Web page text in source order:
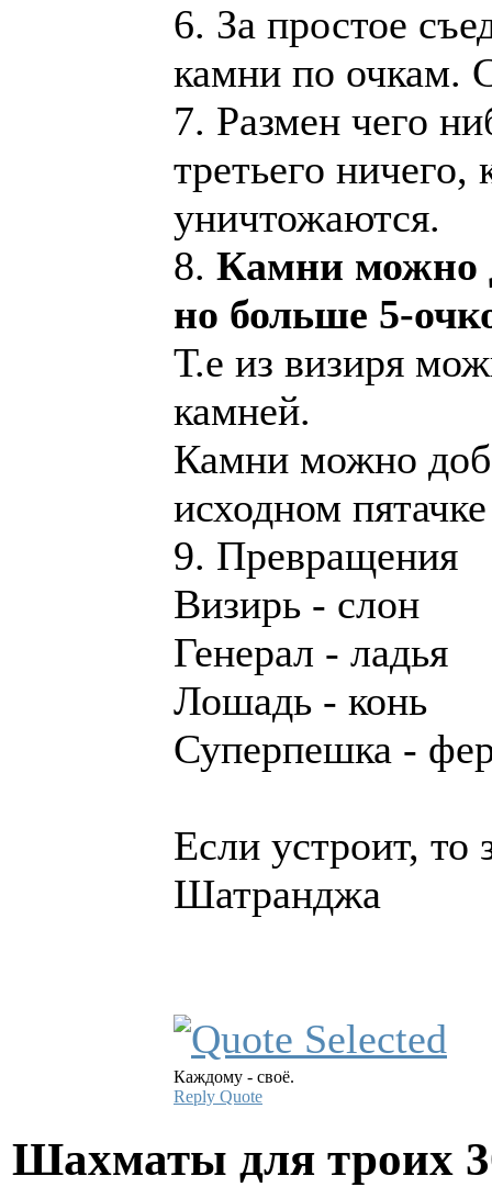
6. За простое
камни по очкам.
7. Размен чего
третьего
уничтожаются.
8. Камни можно
но больше 5-
Т.е из визиря
камней.
Камни можно
исходном
9. Превращения
Визирь - слон
Генерал - ладья
Лошадь - конь
Суперпешка -
Если устроит,
Шатранджа
Каждому - своё.
Reply Quote
Шахматы для троих